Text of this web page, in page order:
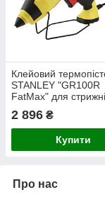
Клейовий
STANLEY "GR100R
FatMax" для
2 896 ₴
Купити
Про нас